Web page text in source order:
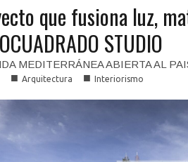
que fusiona luz,
STUDIO
MEDITERRÁNEA ABIERTA AL
■ Arquitectura ■ Interiorismo